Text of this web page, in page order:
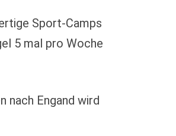
Sport-Camps
5 mal pro Woche
nach Engand wird